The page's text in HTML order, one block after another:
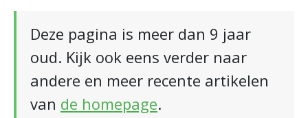
Deze pagina is meer dan 9 jaar
oud. Kijk ook eens verder naar
andere en meer recente artikelen
van de homepage.